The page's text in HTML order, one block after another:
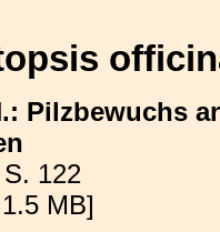
Pilzbewuchs
S. 122
MB]